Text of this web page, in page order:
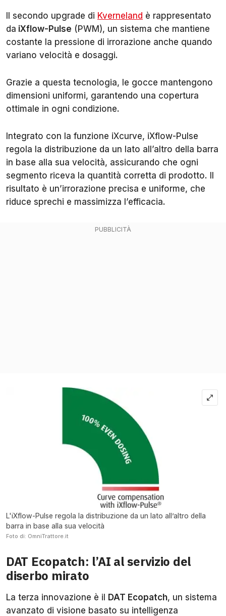
Il secondo upgrade di Kverneland è rappresentato
da iXflow-Pulse (PWM), un sistema che mantiene
costante la pressione di irrorazione anche quando
variano velocità e dosaggi.
Grazie a questa tecnologia, le gocce mantengono
dimensioni uniformi, garantendo una copertura
ottimale in ogni condizione.
Integrato con la funzione iXcurve, iXflow-Pulse
regola la distribuzione da un lato all’altro della barra
in base alla sua velocità, assicurando che ogni
segmento riceva la quantità corretta di prodotto. Il
risultato è un’irrorazione precisa e uniforme, che
riduce sprechi e massimizza l’efficacia.
L'iXflow-Pulse regola la distribuzione da un lato all’altro della
barra in base alla sua velocità
Foto di: OmniTrattore.it
DAT Ecopatch: l’AI al servizio del
diserbo mirato
La terza innovazione è il DAT Ecopatch, un sistema
avanzato di visione basato su intelligenza